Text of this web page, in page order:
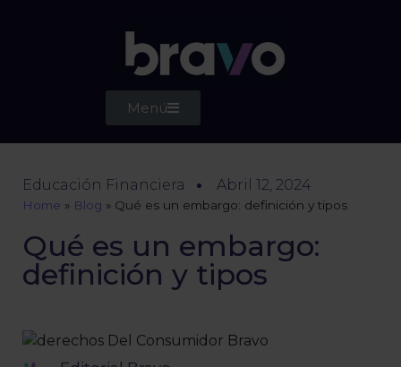
Menú
Educación Financiera Abril 12, 2024
Home » Blog » Qué es un embargo: definición y tipos
Qué es un embargo:
definición y tipos